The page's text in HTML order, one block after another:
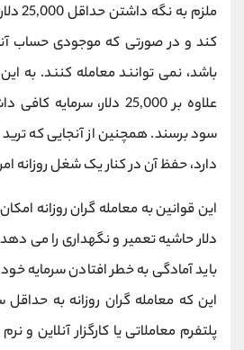
ملزم
کند و در صورتی که موجودی حساب
باشد، نمی توانند معامله کنند. به
علاوه بر 25,000 دلار،
سود برسند. همچنین از آنجایی که ترید
دارد، حفظ آن در کنار یک شغل روزانه
دلار حاشیه تعمیر و نگهداری را می دهد.
باید آمادگی به خطر افتادن سرمایه خود
این که معامله گران روزانه به حداقل
پلتفرم معاملاتی یا کارگزار آنلاین و